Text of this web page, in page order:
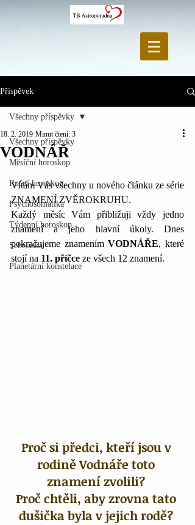
Příspěvek
Všechny příspěvky
Měsíční horoskop
Roční horoskop
Psychosomatika
Týdenní horoskop
Sebeláska
Planetární konstelace
Všechny příspěvky
VODNÁŘ
18. 2. 2019 Minut čtení: 3
Vítám Vás všechny u nového článku ze série
ZNAMENÍ ZVĚROKRUHU.
Každý měsíc Vám přibližuji vždy jedno
znamení a jeho hlavní úkoly. Dnes
pokračujeme znamením VODNÁŘE, které
stojí na 11. příčce ze všech 12 znamení.
Proč si předci, kteří jsou v
rodině Vodnáře toto
znamení zvolili?
Proč chtěli, aby zrovna tato
dušička byla v jejich rodě?